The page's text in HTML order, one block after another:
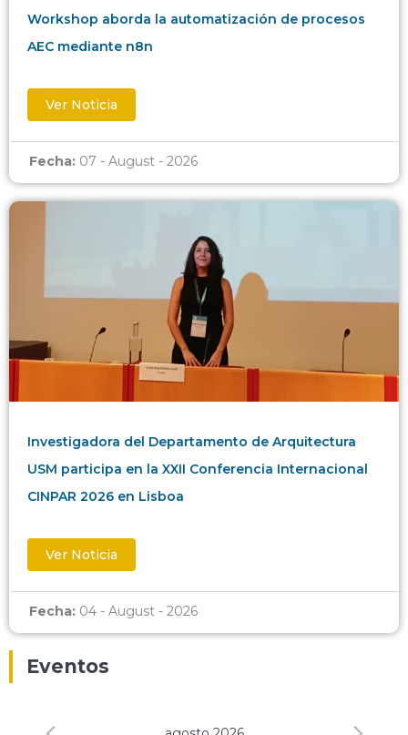
Workshop aborda la automatización de procesos
AEC mediante n8n
Ver Noticia
Fecha: 07 - August - 2026
Investigadora del Departamento de Arquitectura
USM participa en la XXII Conferencia Internacional
CINPAR 2026 en Lisboa
Ver Noticia
Fecha: 04 - August - 2026
Eventos